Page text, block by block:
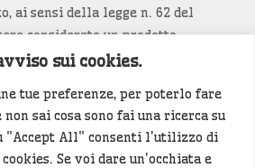
sui cookies.
tue preferenze, per poterlo fare
non sai cosa sono fai una ricerca su
"Accept All" consenti l'utilizzo di
Se voi dare un'occhiata e
ai sensi della legge n. 62 del
considerato un prodotto
violare copyright e diritti
è di tua proprietà e vuoi
diccelo(<- clicca per inviarci un